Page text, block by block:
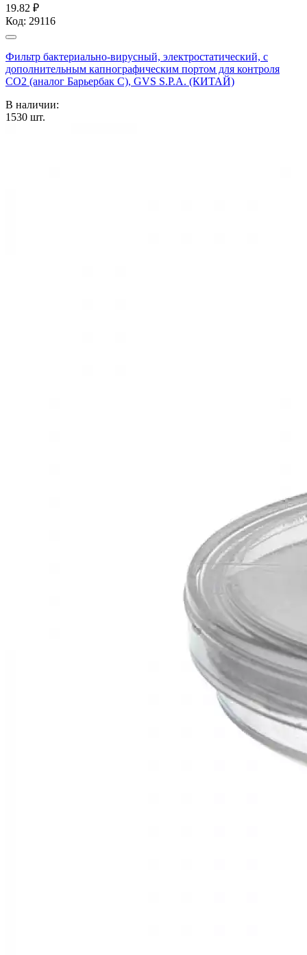
19.82 ₽
Код: 29116
Фильтр бактериально-вирусный, электростатический, с
дополнительным капнографическим портом для контроля
CO2 (аналог Барьербак С), GVS S.P.A. (КИТАЙ)
В наличии:
1530 шт.